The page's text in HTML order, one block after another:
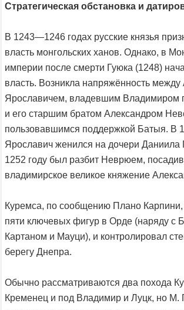
Стратегическая обстановка и
В 1243—1246 годах русские князья
власть монгольских ханов. Однако, в
империи после смерти Гуюка (1248)
власть. Возникла напряжённость
Ярославичем, владевшим Владимиром
и его старшим братом Александром
пользовавшимся поддержкой Батыя. В
Ярославич женился на дочери Даниила
1252 году был разбит Неврюем,
владимирское великое княжение
Куремса, по сообщению Плано
пяти ключевых фигур в Орде (наряду с
Картаном и Мауци), и контролировал
берегу Днепра.
Обычно рассматриваются два похода
Кременец и под Владимир и Луцк, но М.